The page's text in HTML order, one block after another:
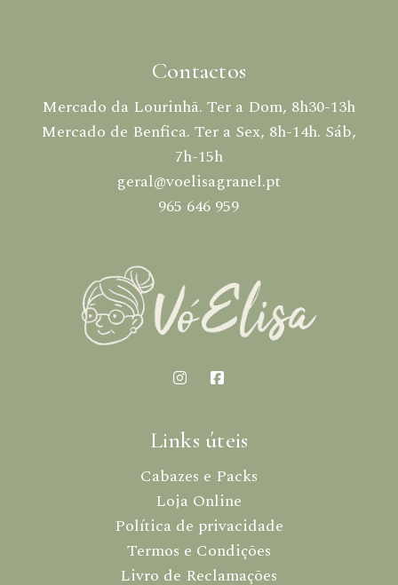
Contactos
Mercado da Lourinhã. Ter a Dom, 8h30-13h
Mercado de Benfica. Ter a Sex, 8h-14h. Sáb,
7h-15h
geral@voelisagranel.pt
965 646 959
Links úteis
Cabazes e Packs
Loja Online
Política de privacidade
Termos e Condições
Livro de Reclamações